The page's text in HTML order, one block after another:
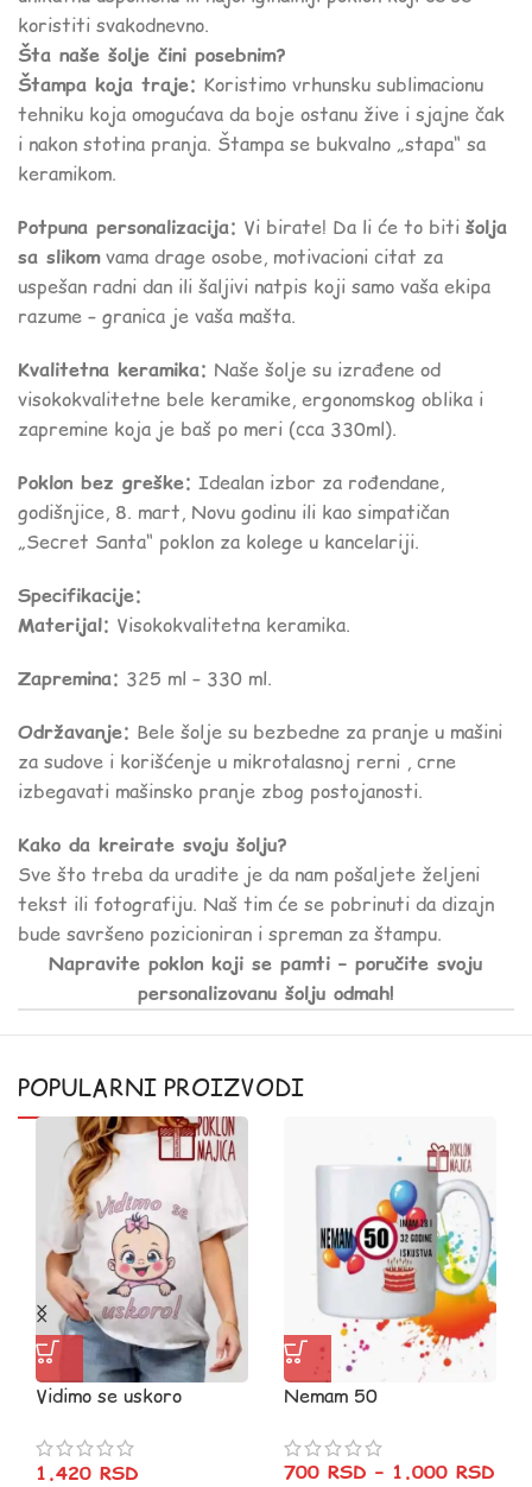
koristiti svakodnevno.
Šta naše šolje čini posebnim?
Štampa koja traje: Koristimo vrhunsku sublimacionu
tehniku koja omogućava da boje ostanu žive i sjajne čak
i nakon stotina pranja. Štampa se bukvalno „stapa“ sa
keramikom.
Potpuna personalizacija: Vi birate! Da li će to biti šolja
sa slikomvama drage osobe, motivacioni citat za
uspešan radni dan ili šaljivi natpis koji samo vaša ekipa
razume – granica je vaša mašta.
Kvalitetna keramika: Naše šolje su izrađene od
visokokvalitetne bele keramike, ergonomskog oblika i
zapremine koja je baš po meri (cca 330ml).
Poklon bez greške: Idealan izbor za rođendane,
godišnjice, 8. mart, Novu godinu ili kao simpatičan
„Secret Santa“ poklon za kolege u kancelariji.
Specifikacije:
Materijal: Visokokvalitetna keramika.
Zapremina: 325 ml – 330 ml.
Održavanje: Bele šolje su bezbedne za pranje u mašini
za sudove i korišćenje u mikrotalasnoj rerni , crne
izbegavati mašinsko pranje zbog postojanosti.
Kako da kreirate svoju šolju?
Sve što treba da uradite je da nam pošaljete željeni
tekst ili fotografiju. Naš tim će se pobrinuti da dizajn
bude savršeno pozicioniran i spreman za štampu.
Napravite poklon koji se pamti – poručite svoju
personalizovanu šolju odmah!
POPULARNI PROIZVODI
Vidimo se uskoro
1.420 RSD
Nemam 50
700 RSD – 1.000 RSD